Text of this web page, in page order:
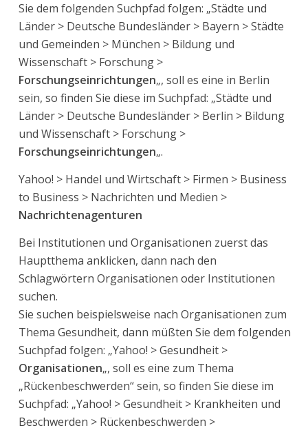
Sie dem folgenden Suchpfad folgen: „Städte und
Länder > Deutsche Bundesländer > Bayern > Städte
und Gemeinden > München > Bildung und
Wissenschaft > Forschung >
Forschungseinrichtungen„, soll es eine in Berlin
sein, so finden Sie diese im Suchpfad: „Städte und
Länder > Deutsche Bundesländer > Berlin > Bildung
und Wissenschaft > Forschung >
Forschungseinrichtungen„.
Yahoo! > Handel und Wirtschaft > Firmen > Business
to Business > Nachrichten und Medien >
Nachrichtenagenturen
Bei Institutionen und Organisationen zuerst das
Hauptthema anklicken, dann nach den
Schlagwörtern Organisationen oder Institutionen
suchen.
Sie suchen beispielsweise nach Organisationen zum
Thema Gesundheit, dann müßten Sie dem folgenden
Suchpfad folgen: „Yahoo! > Gesundheit >
Organisationen„, soll es eine zum Thema
„Rückenbeschwerden“ sein, so finden Sie diese im
Suchpfad: „Yahoo! > Gesundheit > Krankheiten und
Beschwerden > Rückenbeschwerden >